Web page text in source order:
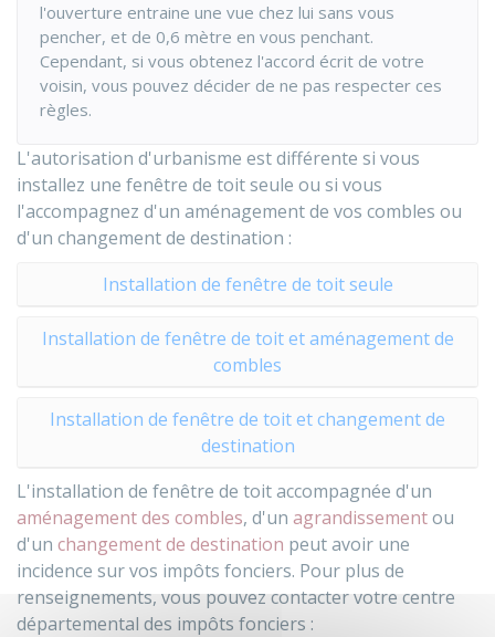
l'ouverture entraine une vue chez lui sans vous
pencher, et de 0,6 mètre en vous penchant.
Cependant, si vous obtenez l'accord écrit de votre
voisin, vous pouvez décider de ne pas respecter ces
règles.
L'autorisation d'urbanisme est différente si vous
installez une fenêtre de toit seule ou si vous
l'accompagnez d'un aménagement de vos combles ou
d'un changement de destination :
Installation de fenêtre de toit seule
Installation de fenêtre de toit et aménagement de
combles
Installation de fenêtre de toit et changement de
destination
L'installation de fenêtre de toit accompagnée d'un
aménagement des combles, d'un agrandissementou
d'un changement de destination peut avoir une
incidence sur vos impôts fonciers. Pour plus de
renseignements, vous pouvez contacter votre centre
départemental des impôts fonciers :